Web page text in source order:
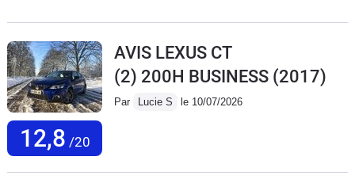
12,8 /20
AVIS LEXUS CT
(2) 200H BUSINESS (2017)
Par Lucie S le 10/07/2026